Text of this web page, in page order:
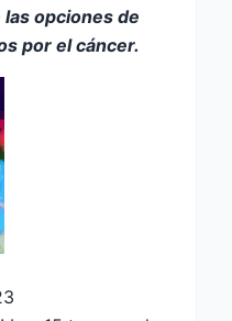
opciones de
por el cáncer.